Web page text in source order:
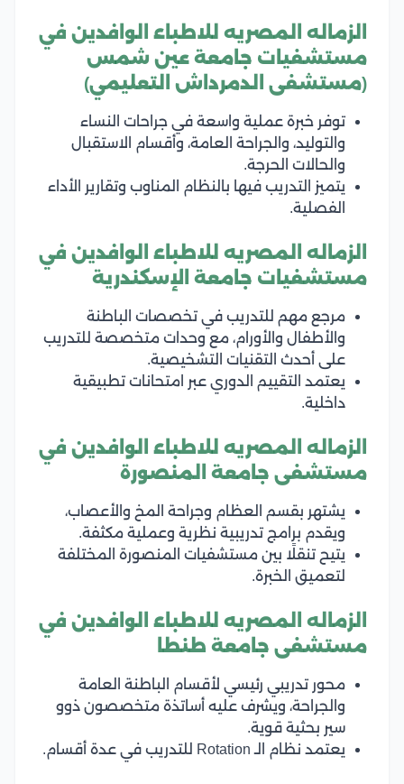
الزماله المصريه للاطباء الوافدين في
مستشفيات جامعة عين شمس
(مستشفى الدمرداش التعليمي)
توفر خبرة عملية واسعة في جراحات النساء
والتوليد، والجراحة العامة، وأقسام الاستقبال
والحالات الحرجة.
يتميز التدريب فيها بالنظام المناوب وتقارير الأداء
الفصلية.
الزماله المصريه للاطباء الوافدين في
مستشفيات جامعة الإسكندرية
مرجع مهم للتدريب في تخصصات الباطنة
والأطفال والأورام، مع وحدات متخصصة للتدريب
على أحدث التقنيات التشخيصية.
يعتمد التقييم الدوري عبر امتحانات تطبيقية
داخلية.
الزماله المصريه للاطباء الوافدين في
مستشفى جامعة المنصورة
يشتهر بقسم العظام وجراحة المخ والأعصاب،
ويقدم برامج تدريبية نظرية وعملية مكثفة.
يتيح تنقلًا بين مستشفيات المنصورة المختلفة
لتعميق الخبرة.
الزماله المصريه للاطباء الوافدين في
مستشفى جامعة طنطا
محور تدريبي رئيسي لأقسام الباطنة العامة
والجراحة، ويشرف عليه أساتذة متخصصون ذوو
سير بحثية قوية.
يعتمد نظام الـ Rotation للتدريب في عدة أقسام.